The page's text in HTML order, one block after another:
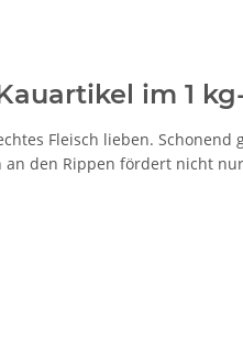
im 1
Fleisch lieben.
den Rippen fördert nicht